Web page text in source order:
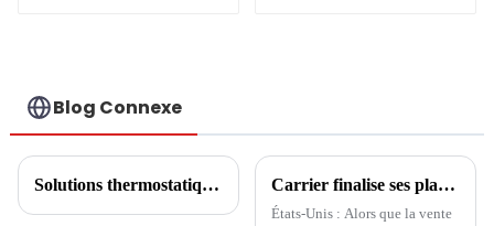
Blog Connexe
Solutions thermostatiques pour serres de fleurs Carrier finalise ses plans de cession
États-Unis : Alors que la vente